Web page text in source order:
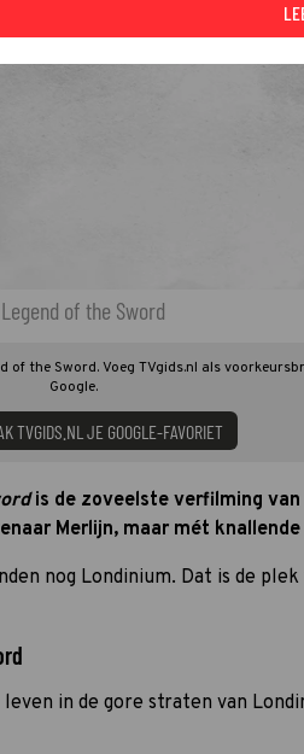
of the Sword
of the Sword. Voeg TVgids.nl als
Google.
TVGIDS.NL JE GOOGLE-FAVORIET
is de zoveelste verfilming van
Merlijn, maar mét
nog Londinium. Dat is de
in de gore straten van